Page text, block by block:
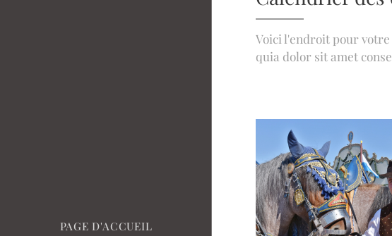
PAGE D'ACCUEIL
Voici l'endroit pour
quia dolor sit amet